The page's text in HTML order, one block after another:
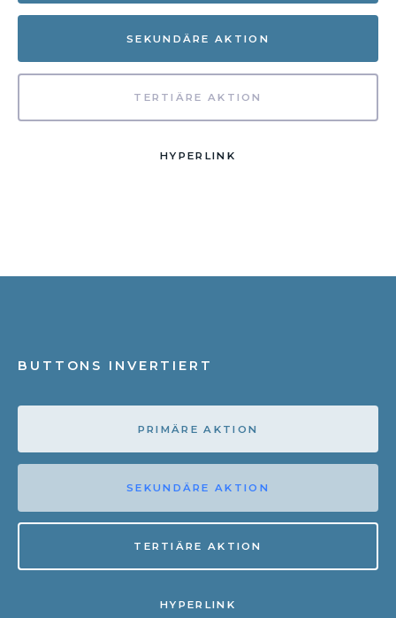
SEKUNDÄRE AKTION
TERTIÄRE AKTION
HYPERLINK
BUTTONS INVERTIERT
PRIMÄRE AKTION
SEKUNDÄRE AKTION
TERTIÄRE AKTION
HYPERLINK